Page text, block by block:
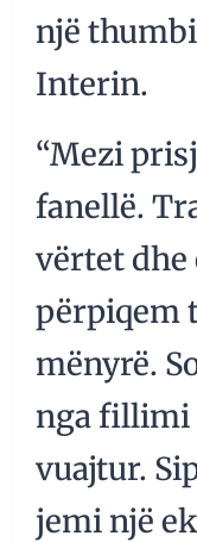
një
Interin.
“Mezi
fanellë.
vërtet dhe
përpiqem
mënyrë.
nga fillimi
vuajtur.
jemi një